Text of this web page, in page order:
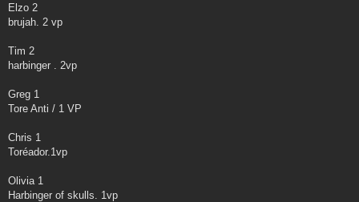
Elzo 2
brujah. 2 vp
Tim 2
harbinger . 2vp
Greg 1
Tore Anti / 1 VP
Chris 1
Toréador.1vp
Olivia 1
Harbinger of skulls. 1vp